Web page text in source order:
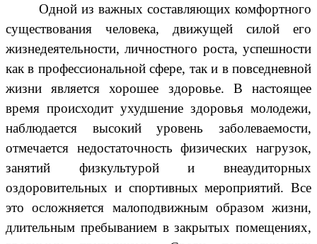
Одной из важных составляющих комфортного
существования человека, движущей силой его
жизнедеятельности, личностного роста, успешности
как в профессиональной сфере, так и в повседневной
жизни является хорошее здоровье. В настоящее
время происходит ухудшение здоровья молодежи,
наблюдается высокий уровень заболеваемости,
отмечается недостаточность физических нагрузок,
занятий физкультурой и внеаудиторных
оздоровительных и спортивных мероприятий. Все
это осложняется малоподвижным образом жизни,
длительным пребыванием в закрытых помещениях,